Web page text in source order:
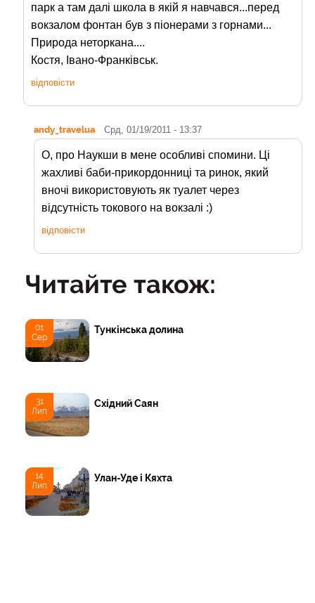
парк а там далі школа в якій я навчався...перед
вокзалом фонтан був з піонерами з горнами...
Природа неторкана....
Костя, Івано-Франківськ.
відповісти
andy_travelua Срд, 01/19/2011 - 13:37
О, про Наукши в мене особливі спомини. Ці
жахливі баби-прикордонниці та ринок, який
вночі використовують як туалет через
відсутність токового на вокзалі :)
відповісти
Читайте також:
01
Сер
Тункінська долина
31
Лип
Східний Саян
14
Лип
Улан-Уде і Кяхта